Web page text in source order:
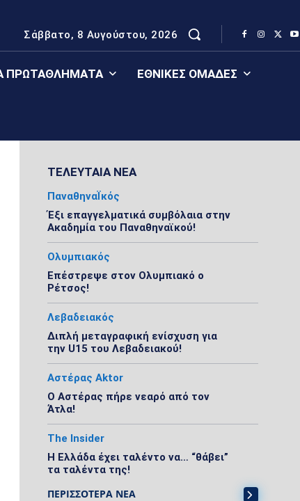
Σάββατο, 8 Αυγούστου, 2026
ΠΡΩΤΑΘΛΉΜΑΤΑ ΕΘΝΙΚΈΣ ΟΜΆΔΕΣ
ΤΕΛΕΥΤΑΙΑ ΝΕΑ
ΠαναθηναΪκός
Έξι επαγγελματικά συμβόλαια στην
Ακαδημία του Παναθηναϊκού!
Ολυμπιακός
Επέστρεψε στον Ολυμπιακό ο
Ρέτσος!
Λεβαδειακός
Διπλή μεταγραφική ενίσχυση για
την U15 του Λεβαδειακού!
Αστέρας Aktor
Ο Αστέρας πήρε νεαρό από τον
Άτλα!
The Insider
Η Ελλάδα έχει ταλέντο να… “θάβει”
τα ταλέντα της!
ΠΕΡΙΣΣΟΤΕΡΑ ΝΕΑ